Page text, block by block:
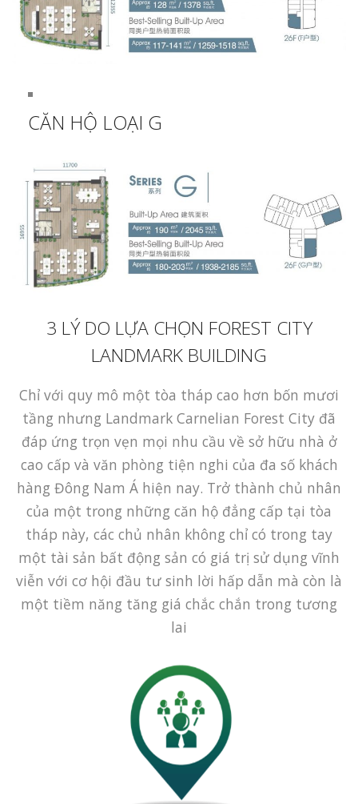
CĂN HỘ LOẠI G
3 LÝ DO LỰA CHỌN FOREST CITY
LANDMARK BUILDING
Chỉ với quy mô một tòa tháp cao hơn bốn mươi
tầng nhưng Landmark Carnelian Forest City đã
đáp ứng trọn vẹn mọi nhu cầu về sở hữu nhà ở
cao cấp và văn phòng tiện nghi của đa số khách
hàng Đông Nam Á hiện nay. Trở thành chủ nhân
của một trong những căn hộ đẳng cấp tại tòa
tháp này, các chủ nhân không chỉ có trong tay
một tài sản bất động sản có giá trị sử dụng vĩnh
viễn với cơ hội đầu tư sinh lời hấp dẫn mà còn là
một tiềm năng tăng giá chắc chắn trong tương
lai